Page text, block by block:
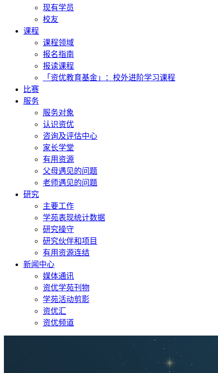
现有学员
校友
课程
课程领域
报名指南
报读课程
「资优教育基金」：校外进阶学习课程
比赛
服务
服务对象
认识资优
咨询及评估中心
家长学堂
有用资源
父母遇见的问题
老师遇见的问题
研究
主要工作
学苑表现统计数据
研究操守
研究伙伴和项目
有用资源连结
新闻中心
媒体通讯
资优学苑刊物
学苑活动剪影
资优汇
资优频道